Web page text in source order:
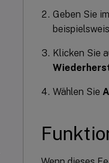
Geben Sie
Klicken Sie
Wählen Sie